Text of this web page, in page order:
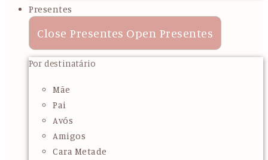
Presentes
Close Presentes Open Presentes
Por destinatário
Mãe
Pai
Avós
Amigos
Cara Metade